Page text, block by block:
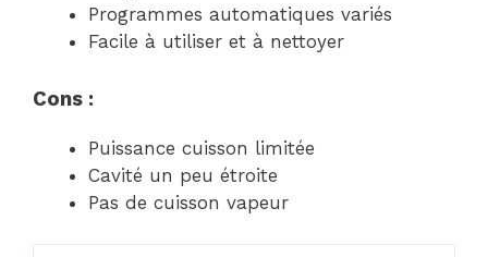
Programmes automatiques variés
Facile à utiliser et à nettoyer
Cons :
Puissance cuisson limitée
Cavité un peu étroite
Pas de cuisson vapeur